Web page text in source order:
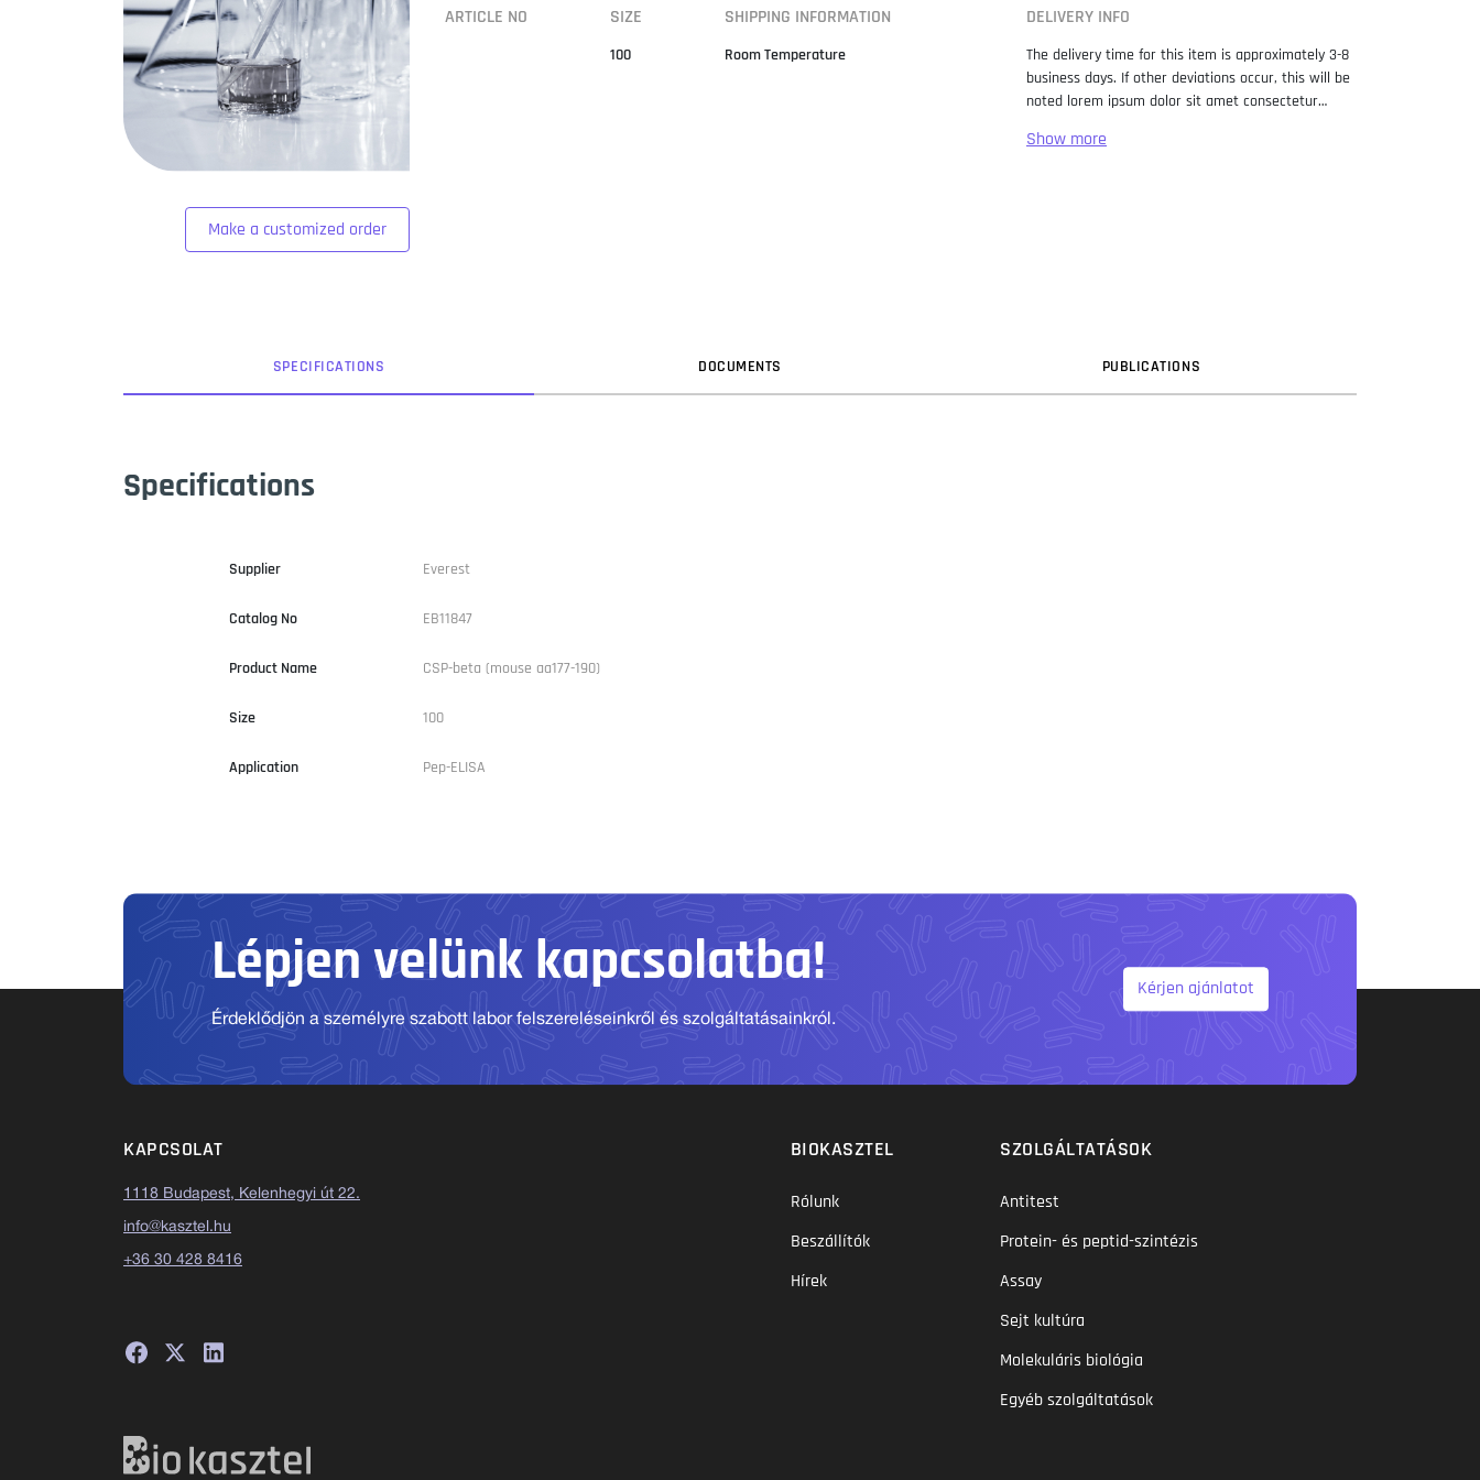
Make a customized order
ARTICLE NO SIZE
100
SHIPPING INFORMATION
Room Temperature
DELIVERY INFO
The delivery time for this item is approximately 3-8
business days. If other deviations occur, this will be
noted lorem ipsum dolor sit amet consectetur
standard dummy text ever since the 1500s, when
SPECIFICATIONS DOCUMENTS PUBLICATIONS
Specifications
Supplier Everest
Catalog No EB11847
Product Name CSP-beta (mouse aa177-190)
Size 100
Application Pep-ELISA
Lépjen velünk kapcsolatba!
Érdeklődjön a személyre szabott labor felszereléseinkről és szolgáltatásainkról.
Kérjen ajánlatot
KAPCSOLAT
1118 Budapest, Kelenhegyi út 22.
info@kasztel.hu
+36 30 428 8416
BIOKASZTEL
Rólunk
Beszállítók
Hírek
SZOLGÁLTATÁSOK
Antitest
Protein- és peptid-szintézis
Assay
Sejt kultúra
Molekuláris biológia
Egyéb szolgáltatások